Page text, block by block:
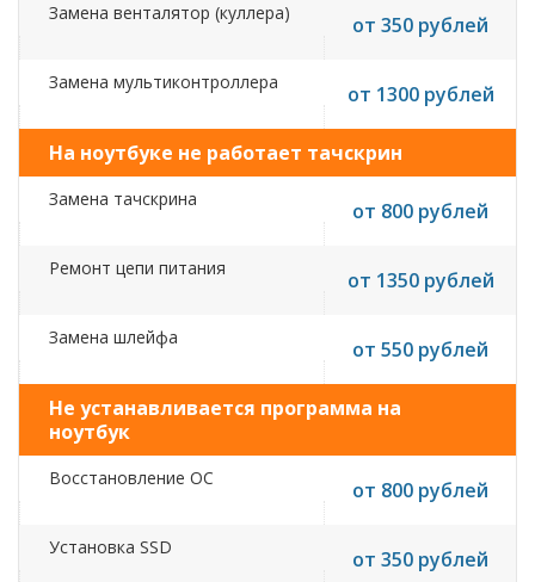
Замена венталятор (куллера) от 350 рублей
Замена мультиконтроллера от 1300 рублей
На ноутбуке не работает тачскрин
Замена тачскрина от 800 рублей
Ремонт цепи питания от 1350 рублей
Замена шлейфа от 550 рублей
Не устанавливается программа на
ноутбук
Восстановление ОС от 800 рублей
Установка SSD от 350 рублей